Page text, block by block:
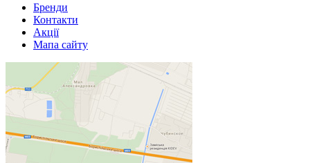
Бренди
Контакти
Акції
Мапа сайту